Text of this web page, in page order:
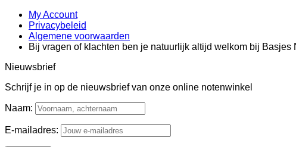
My Account
Privacybeleid
Algemene voorwaarden
Bij vragen of klachten ben je natuurlijk altijd welkom bij Basjes
Nieuwsbrief
Schrijf je in op de nieuwsbrief van onze online notenwinkel
Naam:
E-mailadres: